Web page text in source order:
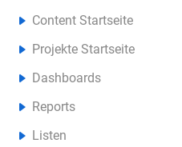
Content Startseite
Projekte Startseite
Dashboards
Reports
Listen